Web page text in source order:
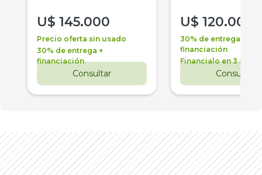
U$ 145.000
Precio oferta sin usado
30% de entrega +
financiación
Consultar
U$ 120.000
30% de entrega +
financiación
Financialo en 3 años
Consultar